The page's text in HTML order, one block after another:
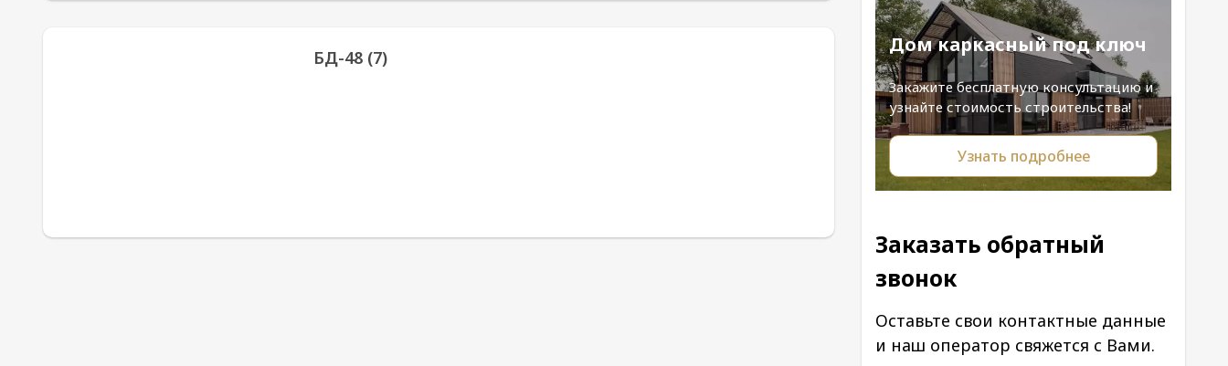
БД-48 (7)
Дом каркасный под ключ
Закажите бесплатную консультацию и
узнайте стоимость строительства!
Узнать подробнее
Заказать обратный
звонок
Оставьте свои контактные данные
и наш оператор свяжется с Вами.